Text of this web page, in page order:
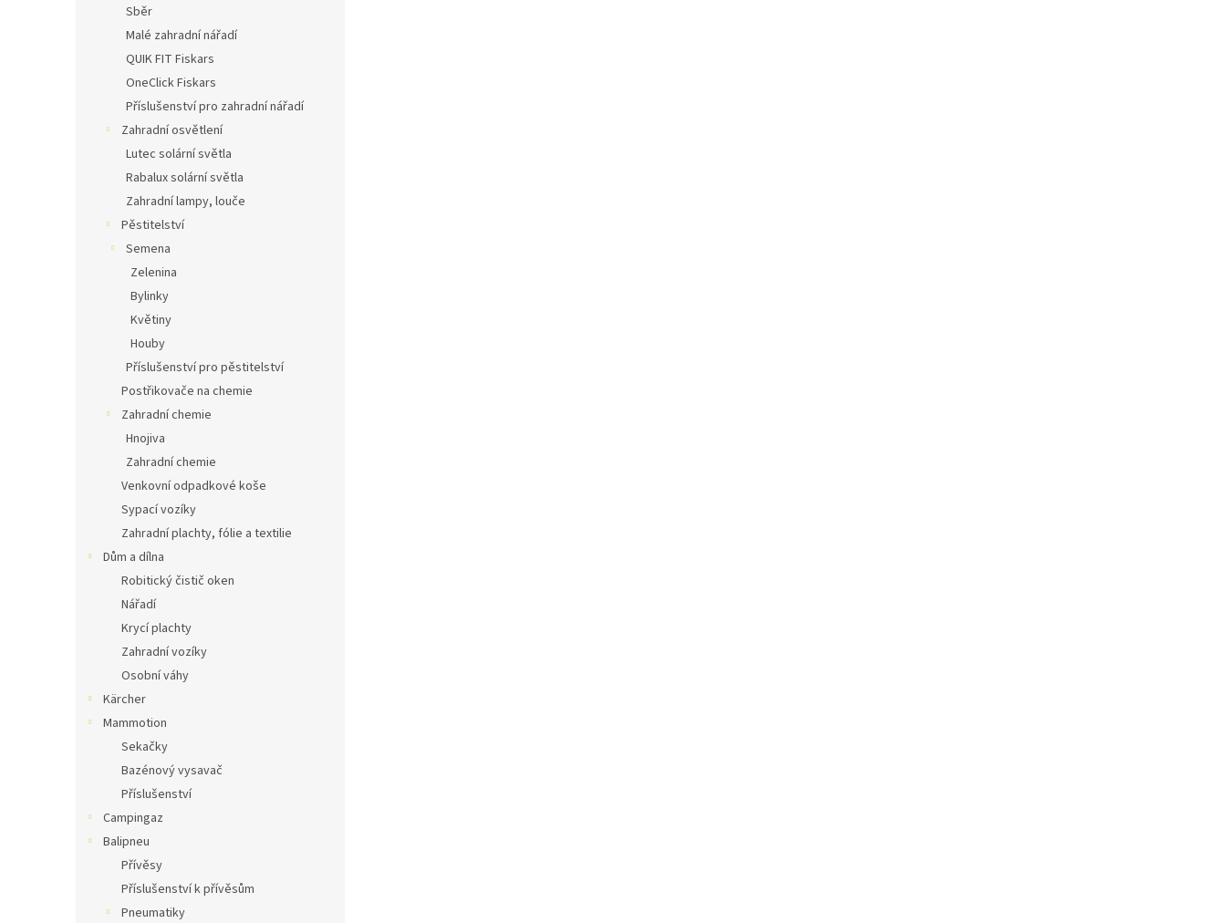
Sběr
Malé zahradní nářadí
QUIK FIT Fiskars
OneClick Fiskars
Příslušenství pro zahradní nářadí
Zahradní osvětlení
Lutec solární světla
Rabalux solární světla
Zahradní lampy, louče
Pěstitelství
Semena
Zelenina
Bylinky
Květiny
Houby
Příslušenství pro pěstitelství
Postřikovače na chemie
Zahradní chemie
Hnojiva
Zahradní chemie
Venkovní odpadkové koše
Sypací vozíky
Zahradní plachty, fólie a textilie
Dům a dílna
Robitický čistič oken
Nářadí
Krycí plachty
Zahradní vozíky
Osobní váhy
Kärcher
Mammotion
Sekačky
Bazénový vysavač
Příslušenství
Campingaz
Balipneu
Přívěsy
Příslušenství k přívěsům
Pneumatiky